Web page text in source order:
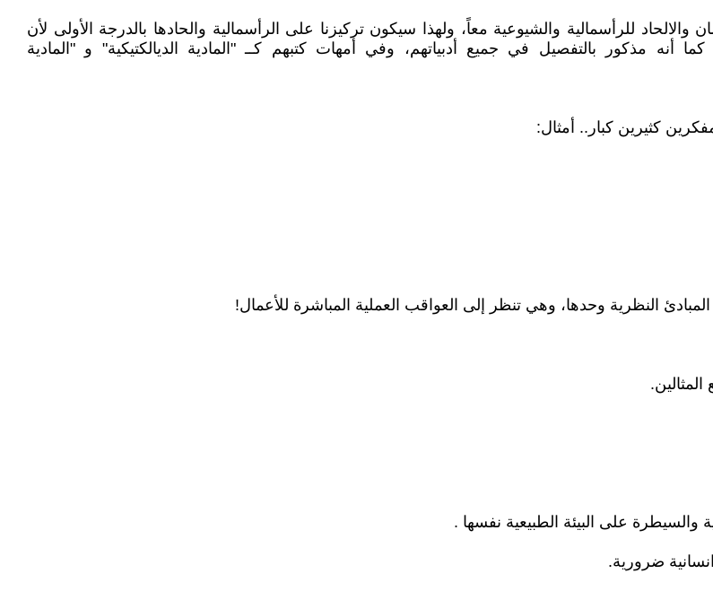
للرأسمالية والشيوعية معاً، ولهذا سيكون تركيزنا على الرأسمالية والحادها بالدرجة الأولى لأن
أنه مذكور بالتفصيل في جميع أدبياتهم، وفي أمهات كتبهم كــ "المادية الديالكتيكية" و "المادية
النظرية وحدها، وهي تنظر إلى العواقب العملية المباشرة للأعمال!